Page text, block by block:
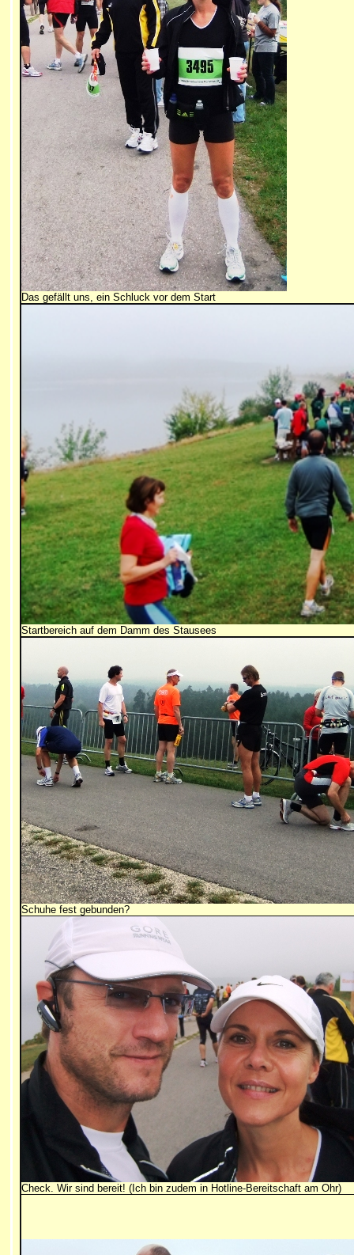
Das gefällt uns, ein Schluck vor dem Start
Startbereich auf dem Damm des Stausees
Schuhe fest gebunden?
Check. Wir sind bereit! (Ich bin zudem in Hotline-Bereitschaft am Ohr)